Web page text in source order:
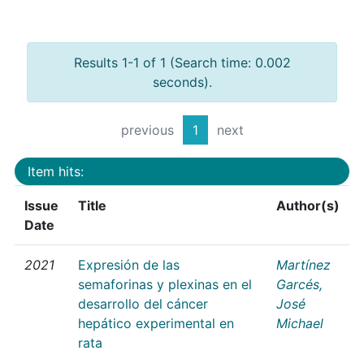
Results 1-1 of 1 (Search time: 0.002
seconds).
previous 1 next
Item hits:
Issue
Date
Title Author(s)
2021
Expresión de las
semaforinas y plexinas en el
desarrollo del cáncer
hepático experimental en
rata
Martínez
Garcés,
José
Michael